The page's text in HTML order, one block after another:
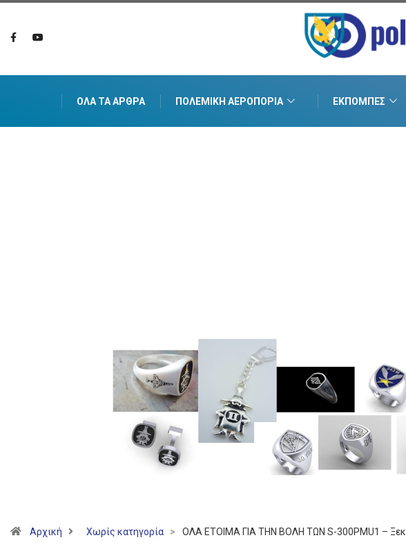
ΌΛΑ ΤΑ ΆΡΘΡΑ ΠΟΛΕΜΙΚΉ ΑΕΡΟΠΟΡΊΑ ΕΚΠΟΜΠΈΣ
Αρχική Χωρίς κατηγορία > ΟΛΑ ΕΤΟΙΜΑ ΓΙΑ THN ΒΟΛΗ ΤΩΝ S-300PMU1 –